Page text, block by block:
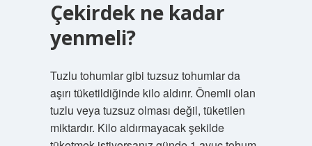
Çekirdek ne kadar
yenmeli?
Tuzlu tohumlar gibi tuzsuz tohumlar da
aşırı tüketildiğinde kilo aldırır. Önemli olan
tuzlu veya tuzsuz olması değil, tüketilen
miktardır. Kilo aldırmayacak şekilde